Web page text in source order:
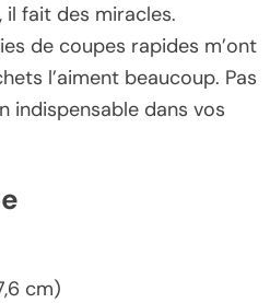
il fait des miracles.
de coupes rapides m’ont
l’aiment beaucoup. Pas
indispensable dans vos
cm)